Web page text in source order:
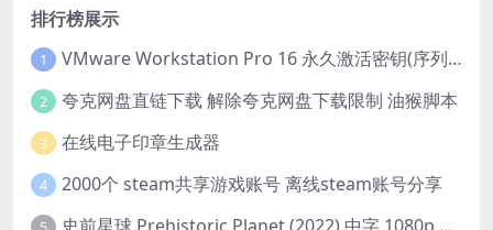
排行榜展示
1 VMware Workstation Pro 16 永久激活密钥(序列号)
2 夸克网盘直链下载 解除夸克网盘下载限制 油猴脚本
3 在线电子印章生成器
4 2000个 steam共享游戏账号 离线steam账号分享